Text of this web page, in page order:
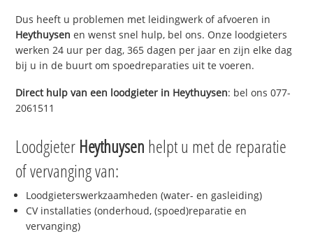
Dus heeft u problemen met leidingwerk of afvoeren in
Heythuysen en wenst snel hulp, bel ons. Onze loodgieters
werken 24 uur per dag, 365 dagen per jaar en zijn elke dag
bij u in de buurt om spoedreparaties uit te voeren.
Direct hulp van een loodgieter in Heythuysen: bel ons 077-
2061511
Loodgieter Heythuysen helpt u met de reparatie
of vervanging van:
Loodgieterswerkzaamheden (water- en gasleiding)
CV installaties (onderhoud, (spoed)reparatie en
vervanging)